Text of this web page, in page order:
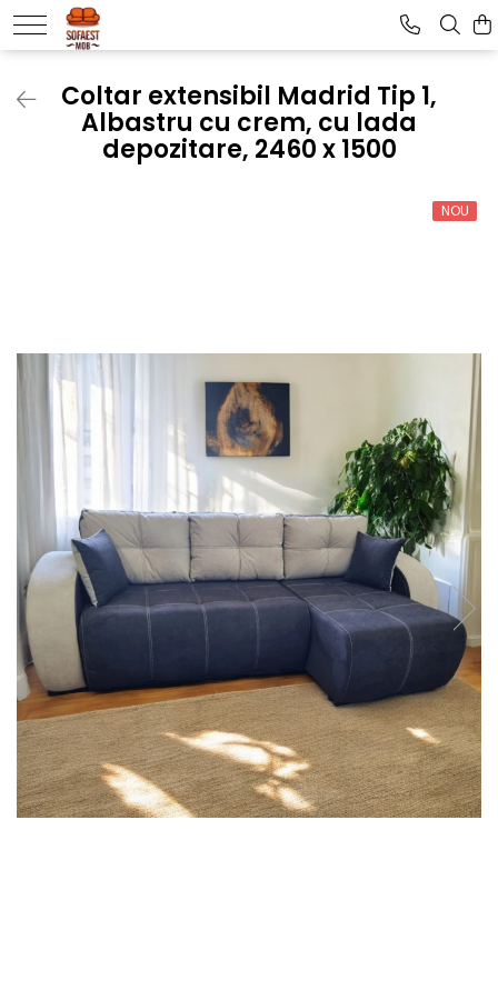
Coltar extensibil Madrid Tip 1,
Albastru cu crem, cu lada
depozitare, 2460 x 1500
NOU